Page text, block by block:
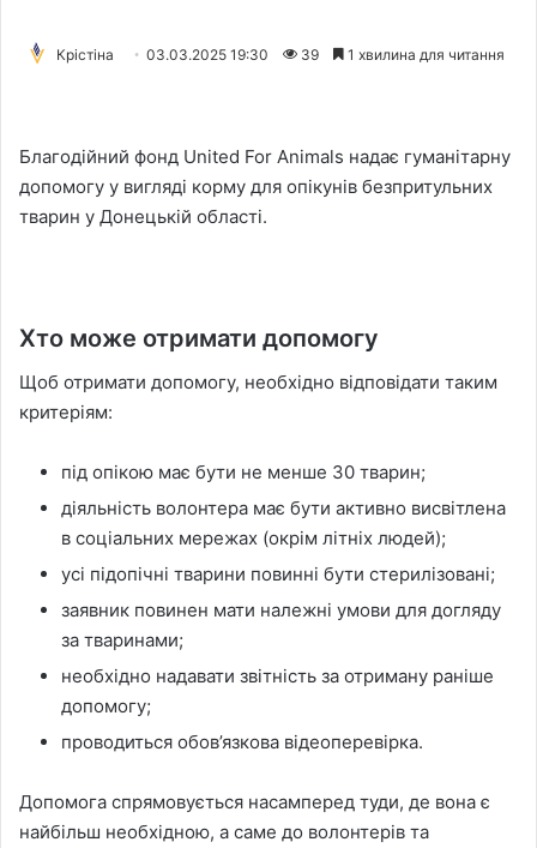
Крістіна 03.03.2025 19:30 39 1 хвилина для читання
Благодійний фонд United For Animals надає гуманітарну
допомогу у вигляді корму для опікунів безпритульних
тварин у Донецькій області.
Хто може отримати допомогу
Щоб отримати допомогу, необхідно відповідати таким
критеріям:
під опікою має бути не менше 30 тварин;
діяльність волонтера має бути активно висвітлена
в соціальних мережах (окрім літніх людей);
усі підопічні тварини повинні бути стерилізовані;
заявник повинен мати належні умови для догляду
за тваринами;
необхідно надавати звітність за отриману раніше
допомогу;
проводиться обов’язкова відеоперевірка.
Допомога спрямовується насамперед туди, де вона є
найбільш необхідною, а саме до волонтерів та